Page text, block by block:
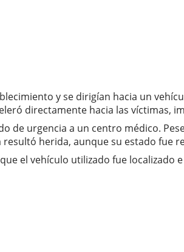
y se dirigían hacia un
directamente hacia las víctimas,
de urgencia a un centro médico.
herida, aunque su estado fue
el vehículo utilizado fue localizado